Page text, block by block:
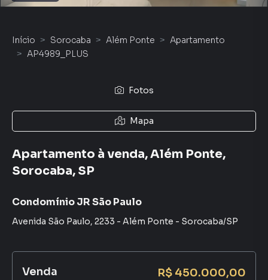
Início Sorocaba Além Ponte
Apartamento
AP4989_PLUS
Fotos
Mapa
Apartamento à venda, Além Ponte,
Sorocaba, SP
Condomínio JR São Paulo
Avenida São Paulo, 2233 - Além Ponte - Sorocaba/SP
Venda R$ 450.000,00